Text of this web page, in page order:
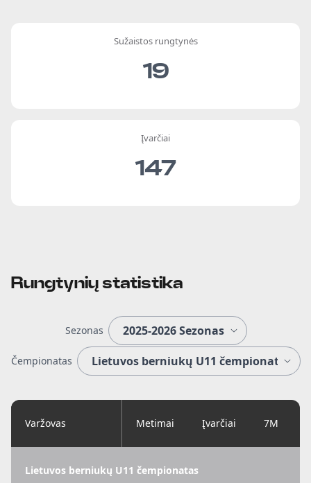
Sužaistos rungtynės
19
Įvarčiai
147
Rungtynių statistika
Sezonas
Čempionatas
Varžovas Metimai Įvarčiai 7M
Lietuvos berniukų U11 čempionatas